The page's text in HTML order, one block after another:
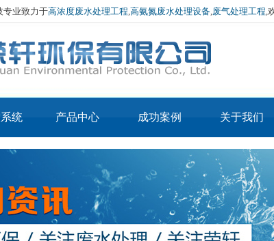
专业致力于高浓度废水处理工程,高氨氮废水处理设备,废气处理工程,
统 产品中心
核心产品3-IN-MVR蒸
核心产品2-IN-MVR烘
干机
LTAPE低温常压蒸发器
LTAPE废酸回收蒸发器
成功案例 关于我们
公司简介
企业文化
厂房环境
荣誉资质